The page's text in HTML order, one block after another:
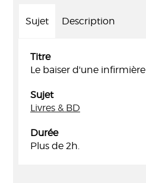
Sujet Description
Titre
Le baiser d'une infirmière
Sujet
Livres & BD
Durée
Plus de 2h.